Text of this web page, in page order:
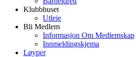
Klubbhuset
Utleie
Bli Medlem
Informasjon Om Medlemskap
Innmeldingskjema
Løyper